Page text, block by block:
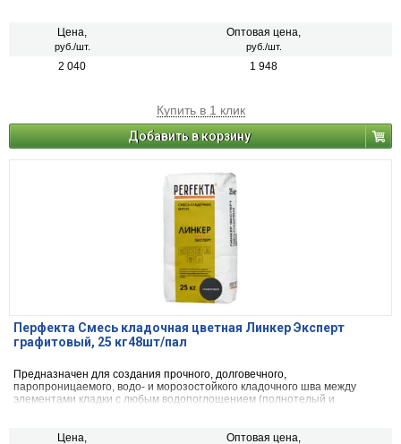
натурального камня) с одновременной декоративной расшивкой швов
Цена,
руб./шт.
Оптовая цена,
руб./шт.
2 040 1 948
Купить в 1 клик
Добавить в корзину
Перфекта Смесь кладочная цветная Линкер Эксперт
графитовый, 25 кг48шт/пал
Предназначен для создания прочного, долговечного,
паропроницаемого, водо- и морозостойкого кладочного шва между
элементами кладки с любым водопоглощением (полнотелый и
натурального камня) с одновременной декоративной расшивкой швов
Цена, Оптовая цена,